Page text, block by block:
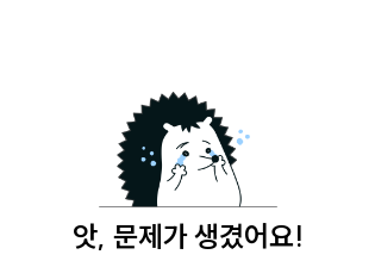
앗, 문제가 생겼어요!